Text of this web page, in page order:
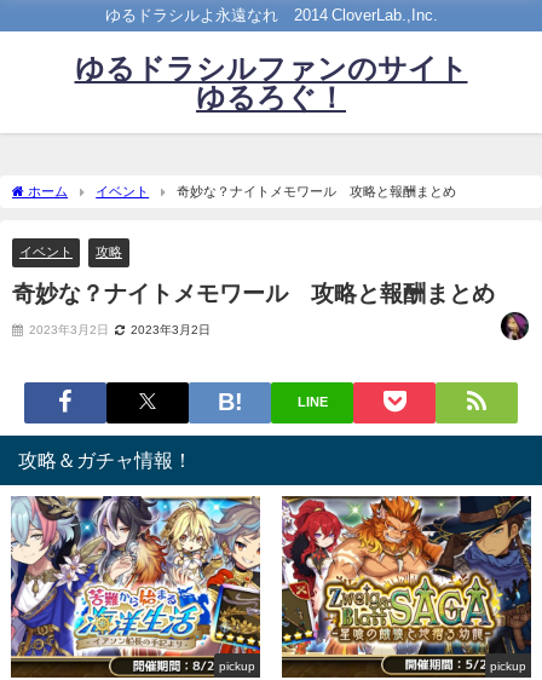
ゆるドラシルよ永遠なれ©2014 CloverLab.,Inc.
ゆるドラシルファンのサイト
ゆるろぐ！
ホーム イベント 奇妙な？ナイトメモワール 攻略と報酬まとめ
イベント 攻略
奇妙な？ナイトメモワール 攻略と報酬まとめ
2023年3月2日 2023年3月2日
LINE
攻略＆ガチャ情報！
pickup pickup